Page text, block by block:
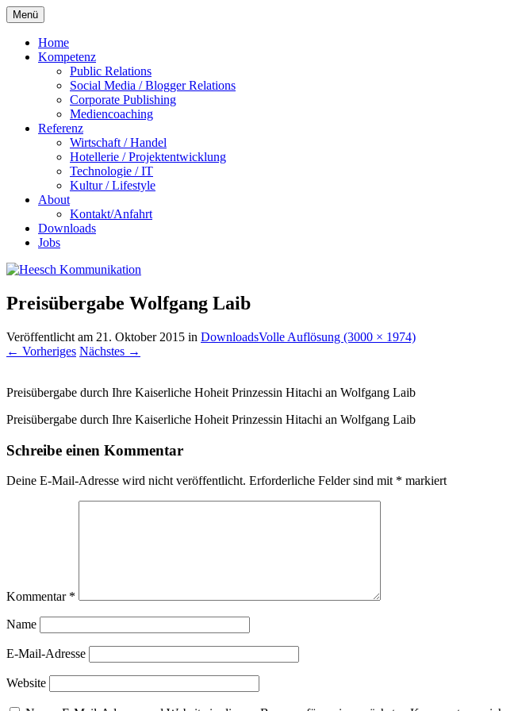
Menü Zum
Inhalt
springen
Home
Kompetenz
Public Relations
Social Media / Blogger Relations
Corporate Publishing
Mediencoaching
Referenz
Wirtschaft / Handel
Hotellerie / Projektentwicklung
Technologie / IT
Kultur / Lifestyle
About
Kontakt/Anfahrt
Downloads
Jobs
Preisübergabe Wolfgang Laib
Veröffentlicht am 21. Oktober 2015 in DownloadsVolle Auflösung (3000 × 1974)
← Vorheriges Nächstes →
Preisübergabe durch Ihre Kaiserliche Hoheit Prinzessin Hitachi an Wolfgang Laib
Preisübergabe durch Ihre Kaiserliche Hoheit Prinzessin Hitachi an Wolfgang Laib
Schreibe einen Kommentar
Deine E-Mail-Adresse wird nicht veröffentlicht. Erforderliche Felder sind mit * markiert
Kommentar *
Name
E-Mail-Adresse
Website